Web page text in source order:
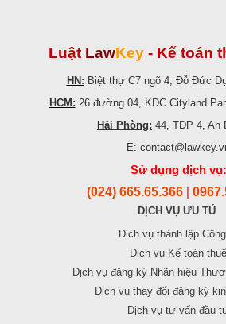
Luật LawKey - Kế toán
HN: Biệt thự C7 ngõ 4, Đỗ Đức
HCM: 26 đường 04, KDC Cityland
Hải Phòng: 44, TDP 4, An
E:
Sử dụng dịch vụ:
(024) 665.65.366
DỊCH VỤ ƯU TÚ
Dịch vụ thành lập
Dịch vụ Kế toán thuế
Dịch vụ đăng ký Nhãn hiệu
Dịch vụ thay đổi đăng ký
Dịch vụ tư vấn đầu